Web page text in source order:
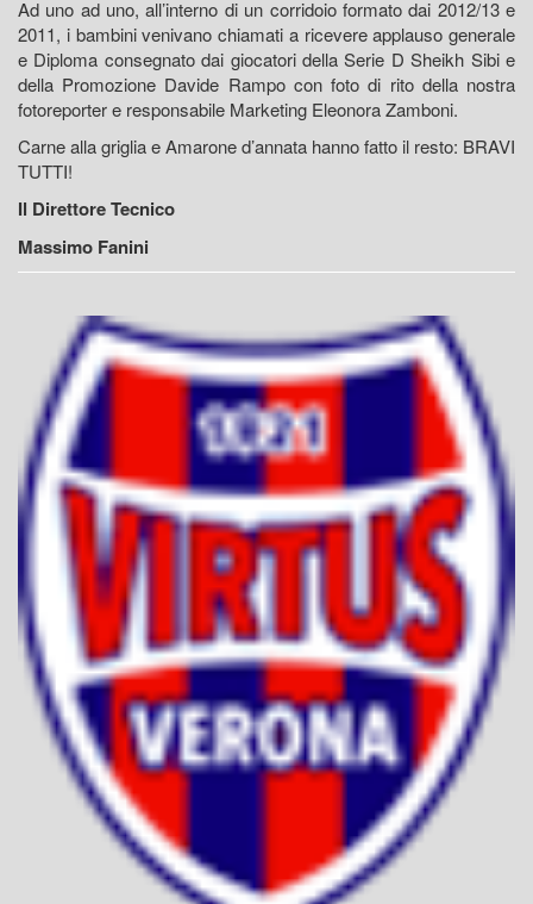
Ad uno ad uno, all’interno di un corridoio formato dai 2012/13 e
2011, i bambini venivano chiamati a ricevere applauso generale
e Diploma consegnato dai giocatori della Serie D Sheikh Sibi e
della Promozione Davide Rampo con foto di rito della nostra
fotoreporter e responsabile Marketing Eleonora Zamboni.
Carne alla griglia e Amarone d’annata hanno fatto il resto: BRAVI
TUTTI!
Il Direttore Tecnico
Massimo Fanini